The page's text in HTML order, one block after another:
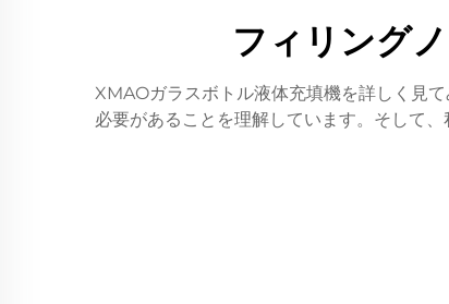
フィリング
XMAOガラスボトル液体充填機を詳しく見
必要があることを理解しています。そして